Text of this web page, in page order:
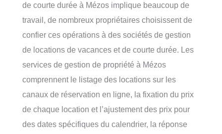
de courte durée à Mézos implique beaucoup de
travail, de nombreux propriétaires choisissent de
confier ces opérations à des sociétés de gestion
de locations de vacances et de courte durée. Les
services de gestion de propriété à Mézos
comprennent le listage des locations sur les
canaux de réservation en ligne, la fixation du prix
de chaque location et l’ajustement des prix pour
des dates spécifiques du calendrier, la réponse